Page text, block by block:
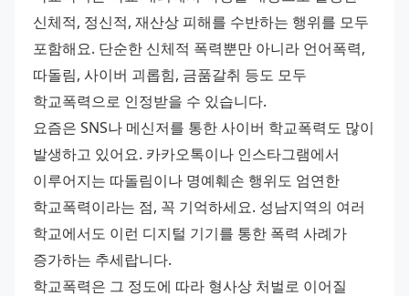
신체적, 정신적, 재산상 피해를 수반하는 행위를 모두
포함해요. 단순한 신체적 폭력뿐만 아니라 언어폭력,
따돌림, 사이버 괴롭힘, 금품갈취 등도 모두
학교폭력으로 인정받을 수 있습니다.
요즘은 SNS나 메신저를 통한 사이버 학교폭력도 많이
발생하고 있어요. 카카오톡이나 인스타그램에서
이루어지는 따돌림이나 명예훼손 행위도 엄연한
학교폭력이라는 점, 꼭 기억하세요. 성남지역의 여러
학교에서도 이런 디지털 기기를 통한 폭력 사례가
증가하는 추세랍니다.
학교폭력은 그 정도에 따라 형사상 처벌로 이어질